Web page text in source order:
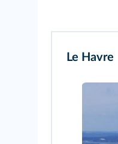
Le Havre